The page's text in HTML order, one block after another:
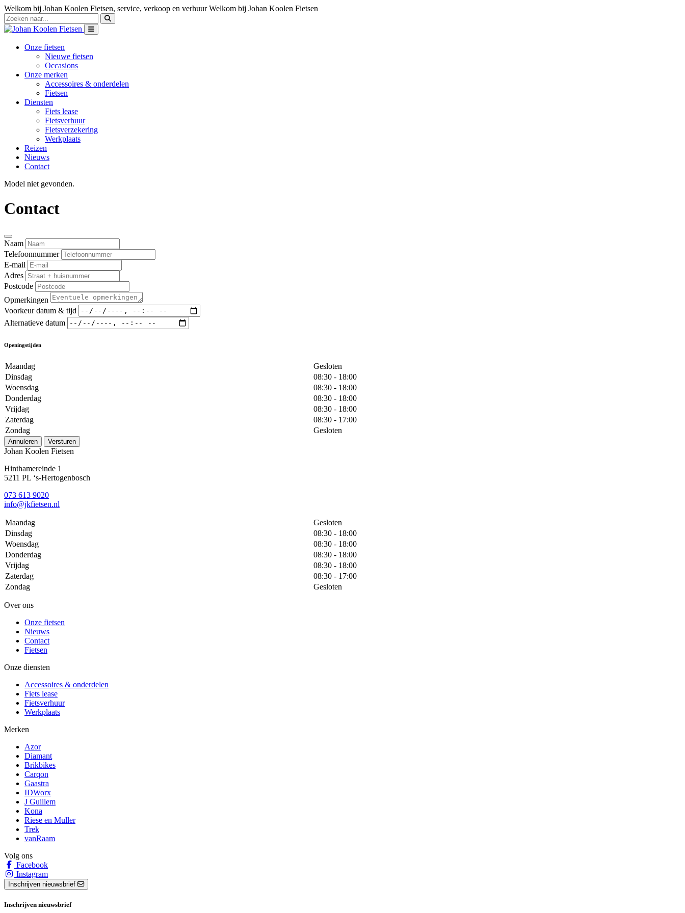
Welkom bij Johan Koolen Fietsen, service, verkoop en verhuurWelkom bij Johan Koolen Fietsen
Onze fietsen
Nieuwe fietsen
Occasions
Onze merken
Accessoires & onderdelen
Fietsen
Diensten
Fiets lease
Fietsverhuur
Fietsverzekering
Werkplaats
Reizen
Nieuws
Contact
Model niet gevonden.
Contact
Naam
Telefoonnummer
E-mail
Adres
Postcode
Opmerkingen
Voorkeur datum & tijd
Alternatieve datum
Openingstijden
Maandag
Gesloten
Dinsdag
08:30 - 18:00
Woensdag
08:30 - 18:00
Donderdag
08:30 - 18:00
Vrijdag
08:30 - 18:00
Zaterdag
08:30 - 17:00
Zondag
Gesloten
Annuleren Versturen
Johan Koolen Fietsen
Hinthamereinde 1
5211 PL ‘s-Hertogenbosch
073 613 9020
info@jkfietsen.nl
Maandag
Gesloten
Dinsdag
08:30 - 18:00
Woensdag
08:30 - 18:00
Donderdag
08:30 - 18:00
Vrijdag
08:30 - 18:00
Zaterdag
08:30 - 17:00
Zondag
Gesloten
Over ons
Onze fietsen
Nieuws
Contact
Fietsen
Onze diensten
Accessoires & onderdelen
Fiets lease
Fietsverhuur
Werkplaats
Merken
Azor
Diamant
Brikbikes
Carqon
Gaastra
IDWorx
J Guillem
Kona
Riese en Muller
Trek
vanRaam
Volg ons
Facebook
Instagram
Inschrijven nieuwsbrief
Inschrijven nieuwsbrief